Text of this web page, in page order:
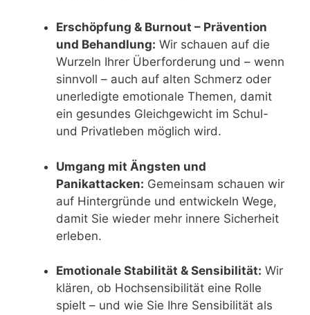
Erschöpfung & Burnout – Prävention
und Behandlung: Wir schauen auf die
Wurzeln Ihrer Überforderung und – wenn
sinnvoll – auch auf alten Schmerz oder
unerledigte emotionale Themen, damit
ein gesundes Gleichgewicht im Schul-
und Privatleben möglich wird.
Umgang mit Ängsten und
Panikattacken: Gemeinsam schauen wir
auf Hintergründe und entwickeln Wege,
damit Sie wieder mehr innere Sicherheit
erleben.
Emotionale Stabilität & Sensibilität: Wir
klären, ob Hochsensibilität eine Rolle
spielt – und wie Sie Ihre Sensibilität als